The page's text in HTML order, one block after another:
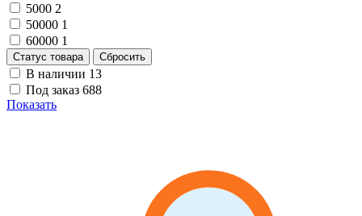
5000 2
50000 1
60000 1
Статус товара Сбросить
В наличии 13
Под заказ 688
Показать